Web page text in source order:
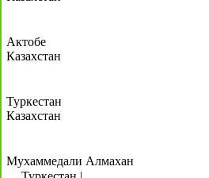
Актобе
Казахстан
Туркестан
Казахстан
Мухаммедали Алмахан